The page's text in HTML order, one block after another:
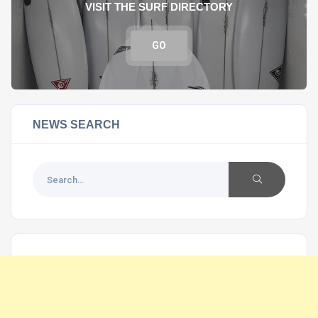
VISIT THE SURF DIRECTORY
GO
NEWS SEARCH